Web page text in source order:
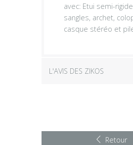
avec: Etui semi-
sangles, archet,
casque stéréo et
L'AVIS DES ZIKOS
Retour